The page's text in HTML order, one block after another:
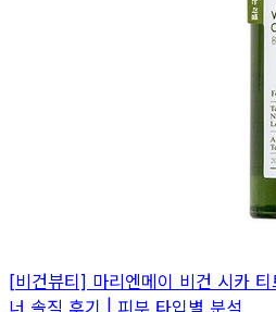
[비건뷰티] 마리엔메이 비건 시카
너 솔직 후기 | 피부 타입별 분석